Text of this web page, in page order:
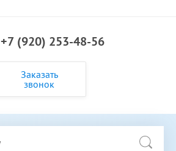
+7 (920) 253-48-56
Заказать
звонок